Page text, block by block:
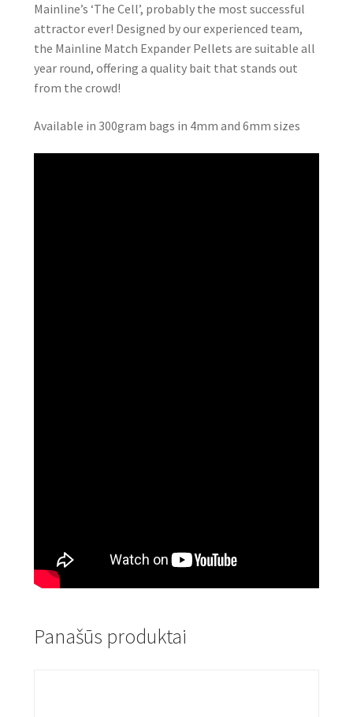
Mainline’s ‘The Cell’, probably the most successful
attractor ever! Designed by our experienced team,
the Mainline Match Expander Pellets are suitable all
year round, offering a quality bait that stands out
from the crowd!
Available in 300gram bags in 4mm and 6mm sizes
Panašūs produktai